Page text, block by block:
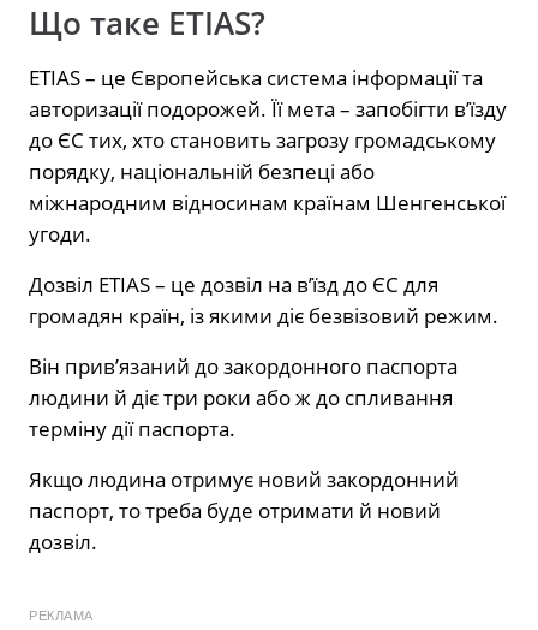
Що таке ETIAS?
ETIAS – це Європейська система інформації та
авторизації подорожей. Її мета – запобігти в’їзду
до ЄС тих, хто становить загрозу громадському
порядку, національній безпеці або
міжнародним відносинам країнам Шенгенської
угоди.
Дозвіл ETIAS – це дозвіл на в’їзд до ЄС для
громадян країн, із якими діє безвізовий режим.
Він прив’язаний до закордонного паспорта
людини й діє три роки або ж до спливання
терміну дії паспорта.
Якщо людина отримує новий закордонний
паспорт, то треба буде отримати й новий
дозвіл.
РЕКЛАМА